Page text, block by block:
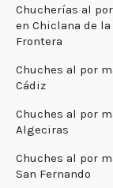
Chucherías al
en Chiclana de la
Frontera
Chuches al por
Cádiz
Chuches al por
Algeciras
Chuches al por
San Fernando